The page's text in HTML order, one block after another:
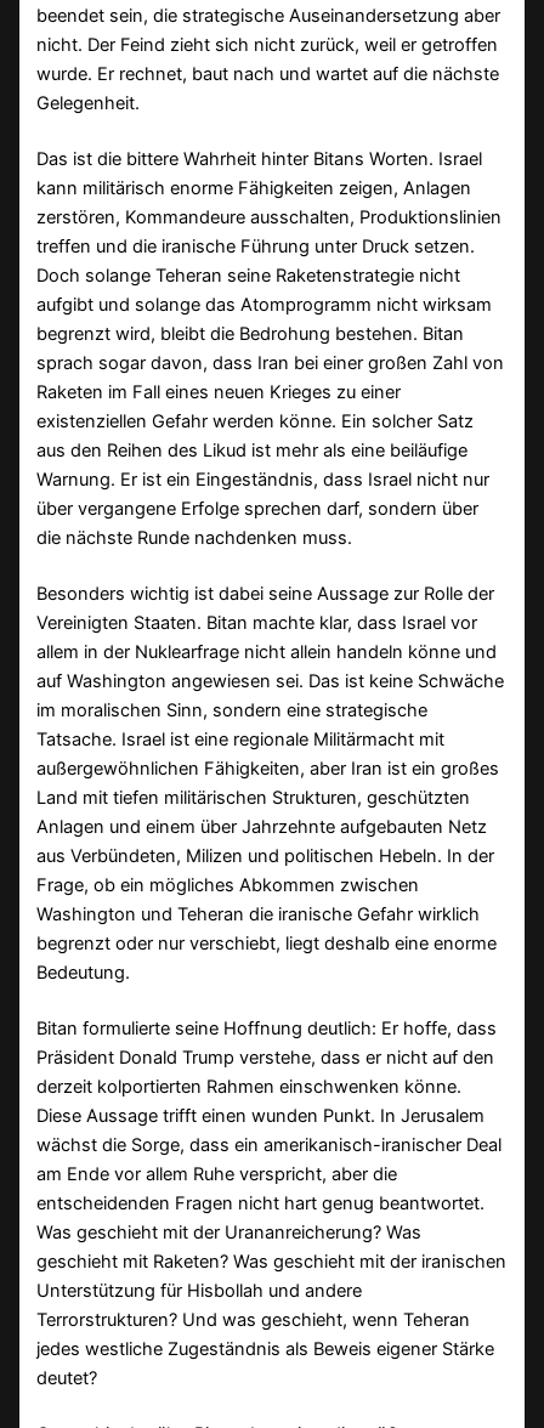
beendet sein, die strategische Auseinandersetzung aber
nicht. Der Feind zieht sich nicht zurück, weil er getroffen
wurde. Er rechnet, baut nach und wartet auf die nächste
Gelegenheit.
Das ist die bittere Wahrheit hinter Bitans Worten. Israel
kann militärisch enorme Fähigkeiten zeigen, Anlagen
zerstören, Kommandeure ausschalten, Produktionslinien
treffen und die iranische Führung unter Druck setzen.
Doch solange Teheran seine Raketenstrategie nicht
aufgibt und solange das Atomprogramm nicht wirksam
begrenzt wird, bleibt die Bedrohung bestehen. Bitan
sprach sogar davon, dass Iran bei einer großen Zahl von
Raketen im Fall eines neuen Krieges zu einer
existenziellen Gefahr werden könne. Ein solcher Satz
aus den Reihen des Likud ist mehr als eine beiläufige
Warnung. Er ist ein Eingeständnis, dass Israel nicht nur
über vergangene Erfolge sprechen darf, sondern über
die nächste Runde nachdenken muss.
Besonders wichtig ist dabei seine Aussage zur Rolle der
Vereinigten Staaten. Bitan machte klar, dass Israel vor
allem in der Nuklearfrage nicht allein handeln könne und
auf Washington angewiesen sei. Das ist keine Schwäche
im moralischen Sinn, sondern eine strategische
Tatsache. Israel ist eine regionale Militärmacht mit
außergewöhnlichen Fähigkeiten, aber Iran ist ein großes
Land mit tiefen militärischen Strukturen, geschützten
Anlagen und einem über Jahrzehnte aufgebauten Netz
aus Verbündeten, Milizen und politischen Hebeln. In der
Frage, ob ein mögliches Abkommen zwischen
Washington und Teheran die iranische Gefahr wirklich
begrenzt oder nur verschiebt, liegt deshalb eine enorme
Bedeutung.
Bitan formulierte seine Hoffnung deutlich: Er hoffe, dass
Präsident Donald Trump verstehe, dass er nicht auf den
derzeit kolportierten Rahmen einschwenken könne.
Diese Aussage trifft einen wunden Punkt. In Jerusalem
wächst die Sorge, dass ein amerikanisch-iranischer Deal
am Ende vor allem Ruhe verspricht, aber die
entscheidenden Fragen nicht hart genug beantwortet.
Was geschieht mit der Urananreicherung? Was
geschieht mit Raketen? Was geschieht mit der iranischen
Unterstützung für Hisbollah und andere
Terrorstrukturen? Und was geschieht, wenn Teheran
jedes westliche Zugeständnis als Beweis eigener Stärke
deutet?